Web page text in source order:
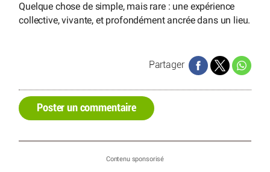
Quelque chose de simple, mais rare : une expérience
collective, vivante, et profondément ancrée dans un lieu.
Partager
Poster un commentaire